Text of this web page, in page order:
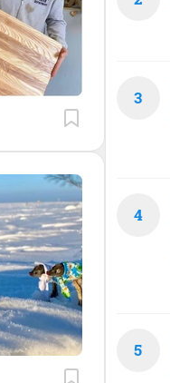
3
4
5